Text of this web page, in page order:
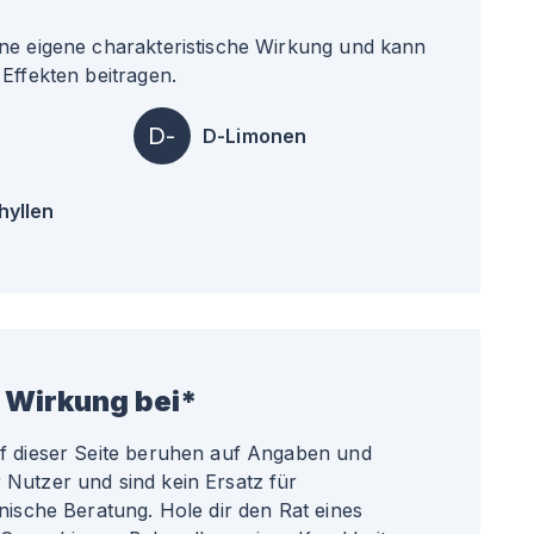
eigene charakteristische Wirkung und kann
beitragen.
D- D-Limonen
bei*
dieser Seite beruhen auf Angaben und
und sind kein Ersatz für
Beratung. Hole dir den Rat eines